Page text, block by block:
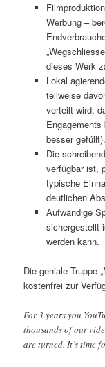
Werbung –
dieses Werk
Lokal
teilweise
verteilt wird,
besser gefüllt).
Die
verfügbar ist,
typische
deutlichen
Aufwändige
sichergestellt
werden kann.
Die geniale Truppe
kostenfrei zur
For 3 years you
thousands of our
are turned. It’s time